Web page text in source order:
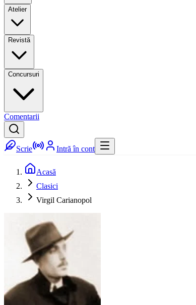
Atelier
Revistă
Concursuri
Comentarii
Scrie Intră în cont
Acasă
Clasici
Virgil Carianopol